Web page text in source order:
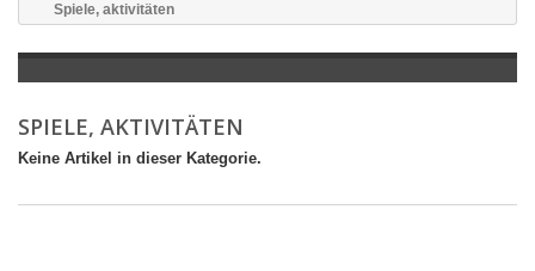
Spiele, aktivitäten
SPIELE, AKTIVITÄTEN
Keine Artikel in dieser Kategorie.